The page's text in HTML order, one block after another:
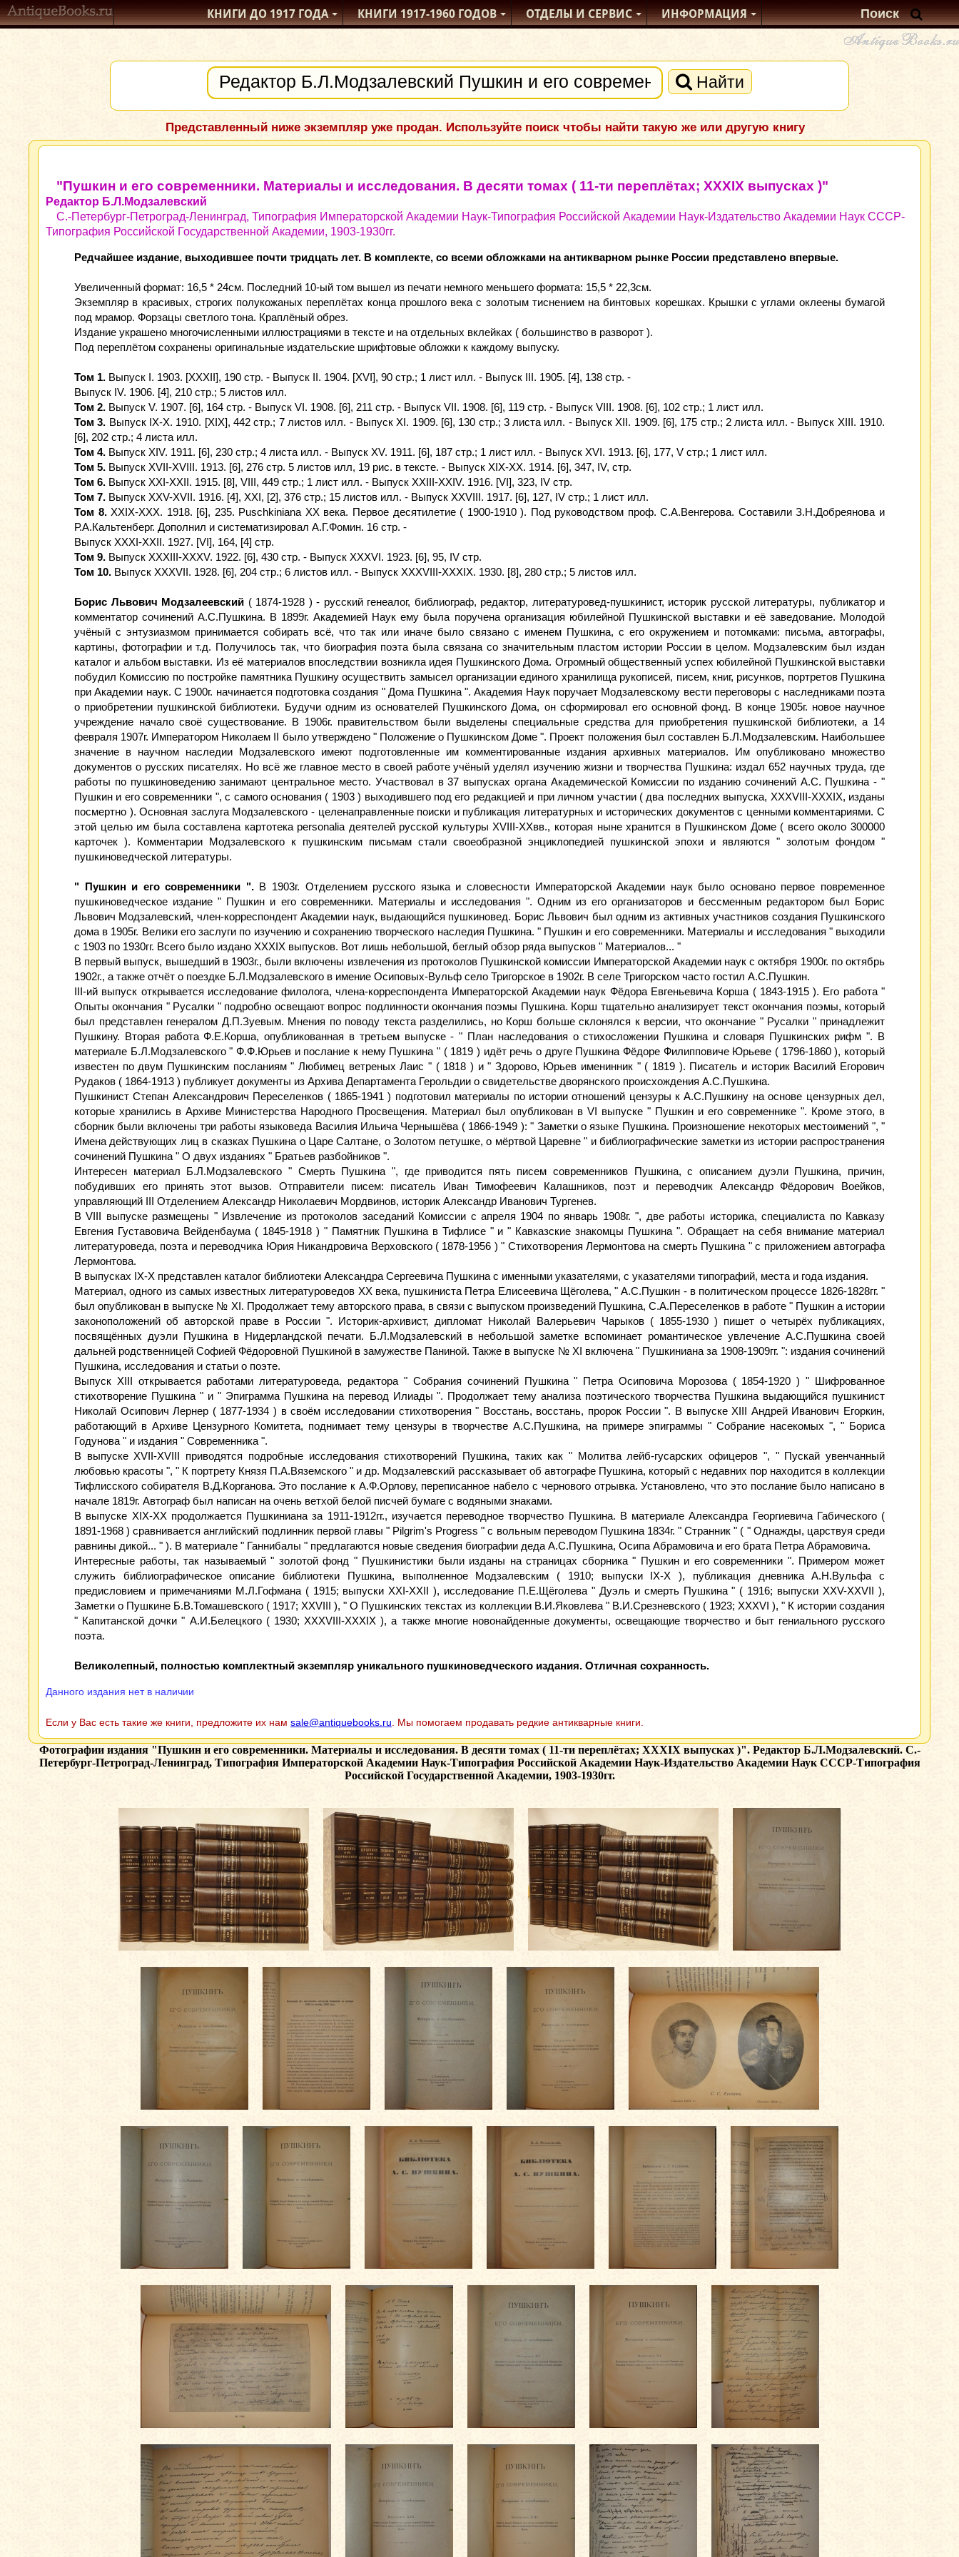
КНИГИ ДО 1917ГОДА КНИГИ1917-1960ГОДОВ ОТДЕЛЫИ СЕРВИС ИНФОРМАЦИЯ
Найти
Представленный ниже экземпляр уже продан. Используйте поиск чтобы найти такую же или другую книгу
"Пушкин и его современники. Материалы и исследования. В десяти томах ( 11-ти переплётах; XXXIX выпусках )"
Редактор Б.Л.Модзалевский
С.-Петербург-Петроград-Ленинград, Типография Императорской Академии Наук-Типография Российской Академии Наук-Издательство Академии Наук СССР-
Типография Российской Государственной Академии, 1903-1930гг.
Редчайшее издание, выходившее почти тридцать лет. В комплекте, со всеми обложками на антикварном рынке России представлено впервые.
Увеличенный формат: 16,5 * 24см. Последний 10-ый том вышел из печати немного меньшего формата: 15,5 * 22,3см.
Экземпляр в красивых, строгих полукожаных переплётах конца прошлого века с золотым тиснением на бинтовых корешках. Крышки с углами оклеены бумагой
под мрамор. Форзацы светлого тона. Краплёный обрез.
Издание украшено многочисленными иллюстрациями в тексте и на отдельных вклейках ( большинство в разворот ).
Под переплётом сохранены оригинальные издательские шрифтовые обложки к каждому выпуску.
Том 1. Выпуск I. 1903. [XXXII], 190 стр. - Выпуск II. 1904. [XVI], 90 стр.; 1 лист илл. - Выпуск III. 1905. [4], 138 стр. -
Выпуск IV. 1906. [4], 210 стр.; 5 листов илл.
Том 2. Выпуск V. 1907. [6], 164 стр. - Выпуск VI. 1908. [6], 211 стр. - Выпуск VII. 1908. [6], 119 стр. - Выпуск VIII. 1908. [6], 102 стр.; 1 лист илл.
Том 3. Выпуск IX-X. 1910. [XIX], 442 стр.; 7 листов илл. - Выпуск XI. 1909. [6], 130 стр.; 3 листа илл. - Выпуск XII. 1909. [6], 175 стр.; 2 листа илл. - Выпуск XIII. 1910.
[6], 202 стр.; 4 листа илл.
Том 4. Выпуск XIV. 1911. [6], 230 стр.; 4 листа илл. - Выпуск XV. 1911. [6], 187 стр.; 1 лист илл. - Выпуск XVI. 1913. [6], 177, V стр.; 1 лист илл.
Том 5. Выпуск XVII-XVIII. 1913. [6], 276 стр. 5 листов илл, 19 рис. в тексте. - Выпуск XIX-XX. 1914. [6], 347, IV, стр.
Том 6. Выпуск XXI-XXII. 1915. [8], VIII, 449 стр.; 1 лист илл. - Выпуск XXIII-XXIV. 1916. [VI], 323, IV стр.
Том 7. Выпуск XXV-XVII. 1916. [4], XXI, [2], 376 стр.; 15 листов илл. - Выпуск XXVIII. 1917. [6], 127, IV стр.; 1 лист илл.
Том 8.XXIX-XXX. 1918. [6], 235. Puschkiniana XX века. Первое десятилетие ( 1900-1910 ). Под руководством проф. С.А.Венгерова. Составили З.Н.Добреянова и
Р.А.Кальтенберг. Дополнил и систематизировал А.Г.Фомин. 16 стр. -
Выпуск XXXI-XXII. 1927. [VI], 164, [4] стр.
Том 9. Выпуск XXXIII-XXXV. 1922. [6], 430 стр. - Выпуск XXXVI. 1923. [6], 95, IV стр.
Том 10. Выпуск XXXVII. 1928. [6], 204 стр.; 6 листов илл. - Выпуск XXXVIII-XXXIX. 1930. [8], 280 стр.; 5 листов илл.
Борис Львович Модзалеевский ( 1874-1928 ) - русский генеалог, библиограф, редактор, литературовед-пушкинист, историк русской литературы, публикатор и
комментатор сочинений А.С.Пушкина. В 1899г. Академией Наук ему была поручена организация юбилейной Пушкинской выставки и её заведование. Молодой
учёный с энтузиазмом принимается собирать всё, что так или иначе было связано с именем Пушкина, с его окружением и потомками: письма, автографы,
картины, фотографии и т.д. Получилось так, что биография поэта была связана со значительным пластом истории России в целом. Модзалевским был издан
каталог и альбом выставки. Из её материалов впоследствии возникла идея Пушкинского Дома. Огромный общественный успех юбилейной Пушкинской выставки
побудил Комиссию по постройке памятника Пушкину осуществить замысел организации единого хранилища рукописей, писем, книг, рисунков, портретов Пушкина
при Академии наук. С 1900г. начинается подготовка создания " Дома Пушкина ". Академия Наук поручает Модзалевскому вести переговоры с наследниками поэта
о приобретении пушкинской библиотеки. Будучи одним из основателей Пушкинского Дома, он сформировал его основной фонд. В конце 1905г. новое научное
учреждение начало своё существование. В 1906г. правительством были выделены специальные средства для приобретения пушкинской библиотеки, а 14
февраля 1907г. Императором Николаем II было утверждено " Положение о Пушкинском Доме ". Проект положения был составлен Б.Л.Модзалевским. Наибольшее
значение в научном наследии Модзалевского имеют подготовленные им комментированные издания архивных материалов. Им опубликовано множество
документов о русских писателях. Но всё же главное место в своей работе учёный уделял изучению жизни и творчества Пушкина: издал 652 научных труда, где
работы по пушкиноведению занимают центральное место. Участвовал в 37 выпусках органа Академической Комиссии по изданию сочинений А.С. Пушкина - "
Пушкин и его современники ", с самого основания ( 1903 ) выходившего под его редакцией и при личном участии ( два последних выпуска, XXXVIII-XXXIX, изданы
посмертно ). Основная заслуга Модзалевского - целенаправленные поиски и публикация литературных и исторических документов с ценными комментариями. С
этой целью им была составлена картотека personalia деятелей русской культуры XVIII-XXвв., которая ныне хранится в Пушкинском Доме ( всего около 300000
карточек ). Комментарии Модзалевского к пушкинским письмам стали своеобразной энциклопедией пушкинской эпохи и являются " золотым фондом "
пушкиноведческой литературы.
" Пушкин и его современники ".В 1903г. Отделением русского языка и словесности Императорской Академии наук было основано первое повременное
пушкиноведческое издание " Пушкин и его современники. Материалы и исследования ". Одним из его организаторов и бессменным редактором был Борис
Львович Модзалевский, член-корреспондент Академии наук, выдающийся пушкиновед. Борис Львович был одним из активных участников создания Пушкинского
дома в 1905г. Велики его заслуги по изучению и сохранению творческого наследия Пушкина. " Пушкин и его современники. Материалы и исследования " выходили
с 1903 по 1930гг. Всего было издано XXXIX выпусков. Вот лишь небольшой, беглый обзор ряда выпусков " Материалов... "
В первый выпуск, вышедший в 1903г., были включены извлечения из протоколов Пушкинской комиссии Императорской Академии наук с октября 1900г. по октябрь
1902г., а также отчёт о поездке Б.Л.Модзалевского в имение Осиповых-Вульф село Тригорское в 1902г. В селе Тригорском часто гостил А.С.Пушкин.
III-ий выпуск открывается исследование филолога, члена-корреспондента Императорской Академии наук Фёдора Евгеньевича Корша ( 1843-1915 ). Его работа "
Опыты окончания " Русалки " подробно освещают вопрос подлинности окончания поэмы Пушкина. Корш тщательно анализирует текст окончания поэмы, который
был представлен генералом Д.П.Зуевым. Мнения по поводу текста разделились, но Корш больше склонялся к версии, что окончание " Русалки " принадлежит
Пушкину. Вторая работа Ф.Е.Корша, опубликованная в третьем выпуске - " План наследования о стихосложении Пушкина и словаря Пушкинских рифм ". В
материале Б.Л.Модзалевского " Ф.Ф.Юрьев и послание к нему Пушкина " ( 1819 ) идёт речь о друге Пушкина Фёдоре Филипповиче Юрьеве ( 1796-1860 ), который
известен по двум Пушкинским посланиям " Любимец ветреных Лаис " ( 1818 ) и " Здорово, Юрьев именинник " ( 1819 ). Писатель и историк Василий Егорович
Рудаков ( 1864-1913 ) публикует документы из Архива Департамента Герольдии о свидетельстве дворянского происхождения А.С.Пушкина.
Пушкинист Степан Александрович Переселенков ( 1865-1941 ) подготовил материалы по истории отношений цензуры к А.С.Пушкину на основе цензурных дел,
которые хранились в Архиве Министерства Народного Просвещения. Материал был опубликован в VI выпуске " Пушкин и его современнике ". Кроме этого, в
сборник были включены три работы языковеда Василия Ильича Чернышёва ( 1866-1949 ): " Заметки о языке Пушкина. Произношение некоторых местоимений ", "
Имена действующих лиц в сказках Пушкина о Царе Салтане, о Золотом петушке, о мёртвой Царевне " и библиографические заметки из истории распространения
сочинений Пушкина " О двух изданиях " Братьев разбойников ".
Интересен материал Б.Л.Модзалевского " Смерть Пушкина ", где приводится пять писем современников Пушкина, с описанием дуэли Пушкина, причин,
побудивших его принять этот вызов. Отправители писем: писатель Иван Тимофеевич Калашников, поэт и переводчик Александр Фёдорович Воейков,
управляющий III Отделением Александр Николаевич Мордвинов, историк Александр Иванович Тургенев.
В VIII выпуске размещены " Извлечение из протоколов заседаний Комиссии с апреля 1904 по январь 1908г. ", две работы историка, специалиста по Кавказу
Евгения Густавовича Вейденбаума ( 1845-1918 ) " Памятник Пушкина в Тифлисе " и " Кавказские знакомцы Пушкина ". Обращает на себя внимание материал
литературоведа, поэта и переводчика Юрия Никандровича Верховского ( 1878-1956 ) " Стихотворения Лермонтова на смерть Пушкина " с приложением автографа
Лермонтова.
В выпусках IX-X представлен каталог библиотеки Александра Сергеевича Пушкина с именными указателями, с указателями типографий, места и года издания.
Материал, одного из самых известных литературоведов XX века, пушкиниста Петра Елисеевича Щёголева, " А.С.Пушкин - в политическом процессе 1826-1828гг. "
был опубликован в выпуске № XI. Продолжает тему авторского права, в связи с выпуском произведений Пушкина, С.А.Переселенков в работе " Пушкин а истории
законоположений об авторской праве в России ". Историк-архивист, дипломат Николай Валерьевич Чарыков ( 1855-1930 ) пишет о четырёх публикациях,
посвящённых дуэли Пушкина в Нидерландской печати. Б.Л.Модзалевский в небольшой заметке вспоминает романтическое увлечение А.С.Пушкина своей
дальней родственницей Софией Фёдоровной Пушкиной в замужестве Паниной. Также в выпуске № XI включена " Пушкиниана за 1908-1909гг. ": издания сочинений
Пушкина, исследования и статьи о поэте.
Выпуск XIII открывается работами литературоведа, редактора " Собрания сочинений Пушкина " Петра Осиповича Морозова ( 1854-1920 ) " Шифрованное
стихотворение Пушкина " и " Эпиграмма Пушкина на перевод Илиады ". Продолжает тему анализа поэтического творчества Пушкина выдающийся пушкинист
Николай Осипович Лернер ( 1877-1934 ) в своём исследовании стихотворения " Восстань, восстань, пророк России ". В выпуске XIII Андрей Иванович Егоркин,
работающий в Архиве Цензурного Комитета, поднимает тему цензуры в творчестве А.С.Пушкина, на примере эпиграммы " Собрание насекомых ", " Бориса
Годунова " и издания " Современника ".
В выпуске XVII-XVIII приводятся подробные исследования стихотворений Пушкина, таких как " Молитва лейб-гусарских офицеров ", " Пускай увенчанный
любовью красоты ", " К портрету Князя П.А.Вяземского " и др. Модзалевский рассказывает об автографе Пушкина, который с недавних пор находится в коллекции
Тифлисского собирателя В.Д.Корганова. Это послание к А.Ф.Орлову, переписанное набело с чернового отрывка. Установлено, что это послание было написано в
начале 1819г. Автограф был написан на очень ветхой белой писчей бумаге с водяными знаками.
В выпуске XIX-XX продолжается Пушкиниана за 1911-1912гг., изучается переводное творчество Пушкина. В материале Александра Георгиевича Габического (
1891-1968 ) сравнивается английский подлинник первой главы " Pilgrim's Progress " с вольным переводом Пушкина 1834г. " Странник " ( " Однажды, царствуя среди
равнины дикой... " ). В материале " Ганнибалы " предлагаются новые сведения биографии деда А.С.Пушкина, Осипа Абрамовича и его брата Петра Абрамовича.
Интересные работы, так называемый " золотой фонд " Пушкинистики были изданы на страницах сборника " Пушкин и его современники ". Примером может
служить библиографическое описание библиотеки Пушкина, выполненное Модзалевским ( 1910; выпуски IX-X ), публикация дневника А.Н.Вульфа с
предисловием и примечаниями М.Л.Гофмана ( 1915; выпуски XXI-XXII ), исследование П.Е.Щёголева " Дуэль и смерть Пушкина " ( 1916; выпуски XXV-XXVII ),
Заметки о Пушкине Б.В.Томашевского ( 1917; XXVIII ), " О Пушкинских текстах из коллекции В.И.Яковлева " В.И.Срезневского ( 1923; XXXVI ), " К истории создания
" Капитанской дочки " А.И.Белецкого ( 1930; XXXVIII-XXXIX ), а также многие новонайденные документы, освещающие творчество и быт гениального русского
поэта.
Великолепный, полностью комплектный экземпляр уникального пушкиноведческого издания. Отличная сохранность.
Данного издания нет в наличии
Если у Вас есть такие же книги, предложите их нам sale@antiquebooks.ru . Мы помогаем продавать редкие антикварные книги.
Фотографии издания "Пушкин и его современники. Материалы и исследования. В десяти томах ( 11-ти переплётах; XXXIX выпусках )". Редактор Б.Л.Модзалевский. С.-
Петербург-Петроград-Ленинград, Типография Императорской Академии Наук-Типография Российской Академии Наук-Издательство Академии Наук СССР-Типография
Российской Государственной Академии, 1903-1930гг.